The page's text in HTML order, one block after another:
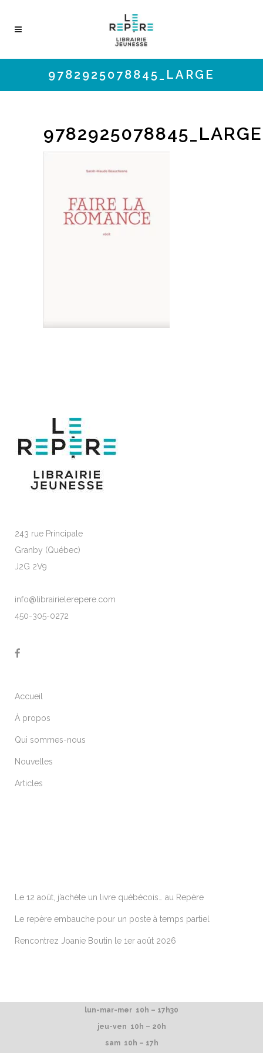
9782925078845_LARGE
9782925078845_LARGE
243 rue Principale
Granby (Québec)
J2G 2V9
info@librairielerepere.com
450-305-0272
Accueil
À propos
Qui sommes-nous
Nouvelles
Articles
Le 12 août, j’achète un livre québécois… au Repère
Le repère embauche pour un poste à temps partiel
Rencontrez Joanie Boutin le 1er août 2026
lun-mar-mer 10h – 17h30
jeu-ven 10h – 20h
sam 10h – 17h